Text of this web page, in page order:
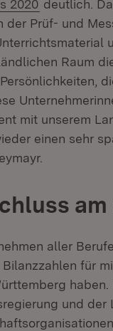
2020 deutlich.
der Prüf- und
Raum
mit unserem
einen sehr
am
aller
für
und